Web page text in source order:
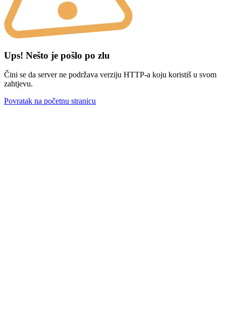
Ups! Nešto je pošlo po zlu
Čini se da server ne podržava verziju HTTP-a koju koristiš u svom
zahtjevu.
Povratak na početnu stranicu